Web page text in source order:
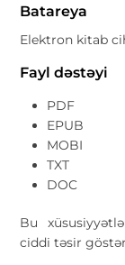
Batareya
Elektron kitab
Fayl dəstəyi
PDF
EPUB
MOBI
TXT
DOC
Bu
ciddi təsir